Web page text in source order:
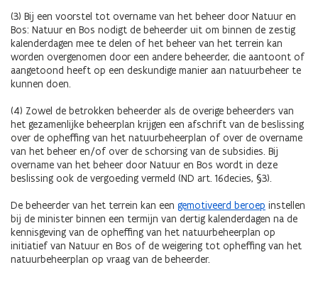
(3) Bij een voorstel tot overname van het beheer door Natuur en
Bos: Natuur en Bos nodigt de beheerder uit om binnen de zestig
kalenderdagen mee te delen of het beheer van het terrein kan
worden overgenomen door een andere beheerder, die aantoont of
aangetoond heeft op een deskundige manier aan natuurbeheer te
kunnen doen.
(4) Zowel de betrokken beheerder als de overige beheerders van
het gezamenlijke beheerplan krijgen een afschrift van de beslissing
over de opheffing van het natuurbeheerplan of over de overname
van het beheer en/of over de schorsing van de subsidies. Bij
overname van het beheer door Natuur en Bos wordt in deze
beslissing ook de vergoeding vermeld (ND art. 16decies, §3).
De beheerder van het terrein kan een gemotiveerd beroep instellen
bij de minister binnen een termijn van dertig kalenderdagen na de
kennisgeving van de opheffing van het natuurbeheerplan op
initiatief van Natuur en Bos of de weigering tot opheffing van het
natuurbeheerplan op vraag van de beheerder.